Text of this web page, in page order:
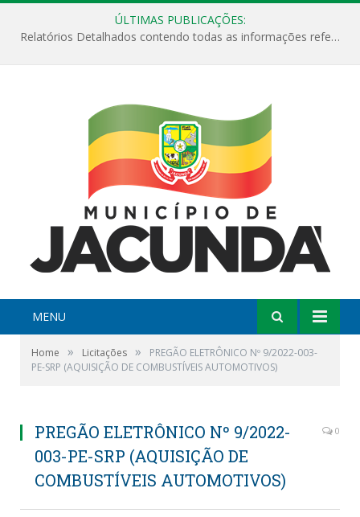
ÚLTIMAS PUBLICAÇÕES:
Relatórios Detalhados contendo todas as informações referentes a execução de recursos destinados ao fomento de projetos culturais no Município de Jacundá entre os anos de 2022 ao presente ano de 2026.
MENU
Home » Licitações »
PREGÃO ELETRÔNICO Nº 9/2022-003-
PE-SRP (AQUISIÇÃO DE COMBUSTÍVEIS AUTOMOTIVOS)
PREGÃO ELETRÔNICO Nº 9/2022-
003-PE-SRP (AQUISIÇÃO DE
COMBUSTÍVEIS AUTOMOTIVOS)
0